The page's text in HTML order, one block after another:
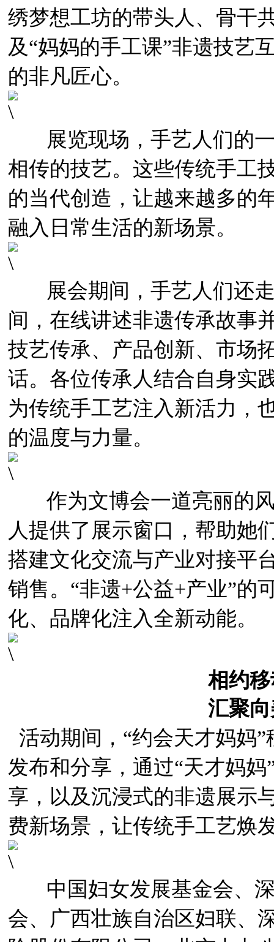
绣梦想工坊的带头人、骨干
及“妈妈的手工课”非遗技艺
的非凡匠心。
展览现场，手艺人们的一
相传的技艺。这些传统手工
的当代创造，让越来越多的
融入日常生活的新场景。
展会期间，手艺人们还走
间，在线讲述非遗传承故事
技艺传承、产品创新、市场
话。各位传承人结合自身实
为传统手工艺注入新活力，
的温度与力量。
作为文博会一道亮丽的风
人提供了展示窗口，帮助她
搭建文化交流与产业对接平
销售。“非遗+公益+产业”的
化、品牌化注入全新动能。
相约
汇聚
活动期间，“约会天才妈妈
发布和分享，通过“天才妈
享，以及沉浸式的非遗展示
费新场景，让传统手工艺焕
中国妇女发展基金会、深
会、广西壮族自治区妇联、